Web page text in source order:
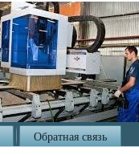
Обратная связь